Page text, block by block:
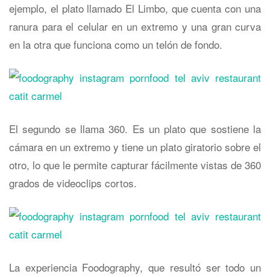
ejemplo, el plato llamado El Limbo, que cuenta con una
ranura para el celular en un extremo y una gran curva
en la otra que funciona como un telón de fondo.
El segundo se llama 360. Es un plato que sostiene la
cámara en un extremo y tiene un plato giratorio sobre el
otro, lo que le permite capturar fácilmente vistas de 360
​​grados de videoclips cortos.
La experiencia Foodography, que resultó ser todo un